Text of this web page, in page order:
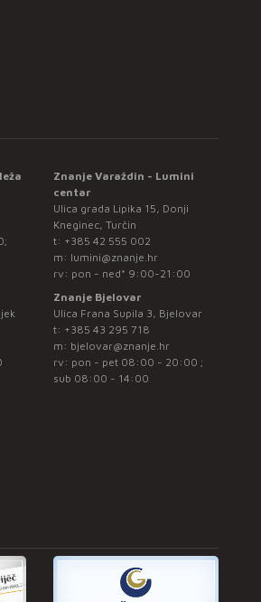
Znanje Varaždin - Lumini
centar
Ulica grada Lipika 15, Donji
Kneginec, Turčin
t: +385 42 555 002
m: lumini@znanje.hr
rv: pon - ned* 9:00-21:00
Znanje Bjelovar
Ulica Frana Supila 3, Bjelovar
t: +385 43 295 718
m: bjelovar@znanje.hr
rv: pon - pet 08:00 - 20:00 ;
sub 08:00 - 14:00